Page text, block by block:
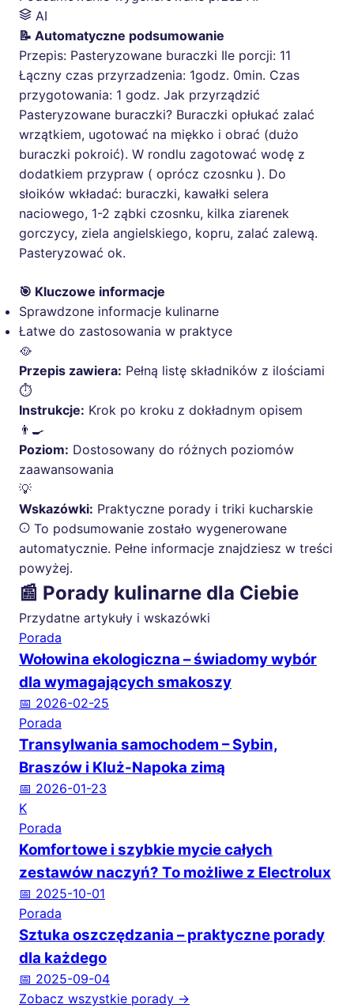
AI
📝 Automatyczne podsumowanie
Przepis: Pasteryzowane buraczki Ile porcji: 11
Łączny czas przyrzadzenia: 1godz. 0min. Czas
przygotowania: 1 godz. Jak przyrządzić
Pasteryzowane buraczki? Buraczki opłukać zalać
wrzątkiem, ugotować na miękko i obrać (dużo
buraczki pokroić). W rondlu zagotować wodę z
dodatkiem przypraw ( oprócz czosnku ). Do
słoików wkładać: buraczki, kawałki selera
naciowego, 1-2 ząbki czosnku, kilka ziarenek
gorczycy, ziela angielskiego, kopru, zalać zalewą.
Pasteryzować ok.
🎯 Kluczowe informacje
Sprawdzone informacje kulinarne
Łatwe do zastosowania w praktyce
🥘
Przepis zawiera: Pełną listę składników z ilościami
⏱️
Instrukcje: Krok po kroku z dokładnym opisem
👨‍🍳
Poziom: Dostosowany do różnych poziomów
zaawansowania
💡
Wskazówki: Praktyczne porady i triki kucharskie
To podsumowanie zostało wygenerowane
automatycznie. Pełne informacje znajdziesz w treści
powyżej.
📰 Porady kulinarne dla Ciebie
Przydatne artykuły i wskazówki
Porada
Wołowina ekologiczna – świadomy wybór
dla wymagających smakoszy
📅 2026-02-25
Porada
Transylwania samochodem – Sybin,
Braszów i Kluż-Napoka zimą
📅 2026-01-23
K
Porada
Komfortowe i szybkie mycie całych
zestawów naczyń? To możliwe z Electrolux
📅 2025-10-01
Porada
Sztuka oszczędzania – praktyczne porady
dla każdego
📅 2025-09-04
Zobacz wszystkie porady →